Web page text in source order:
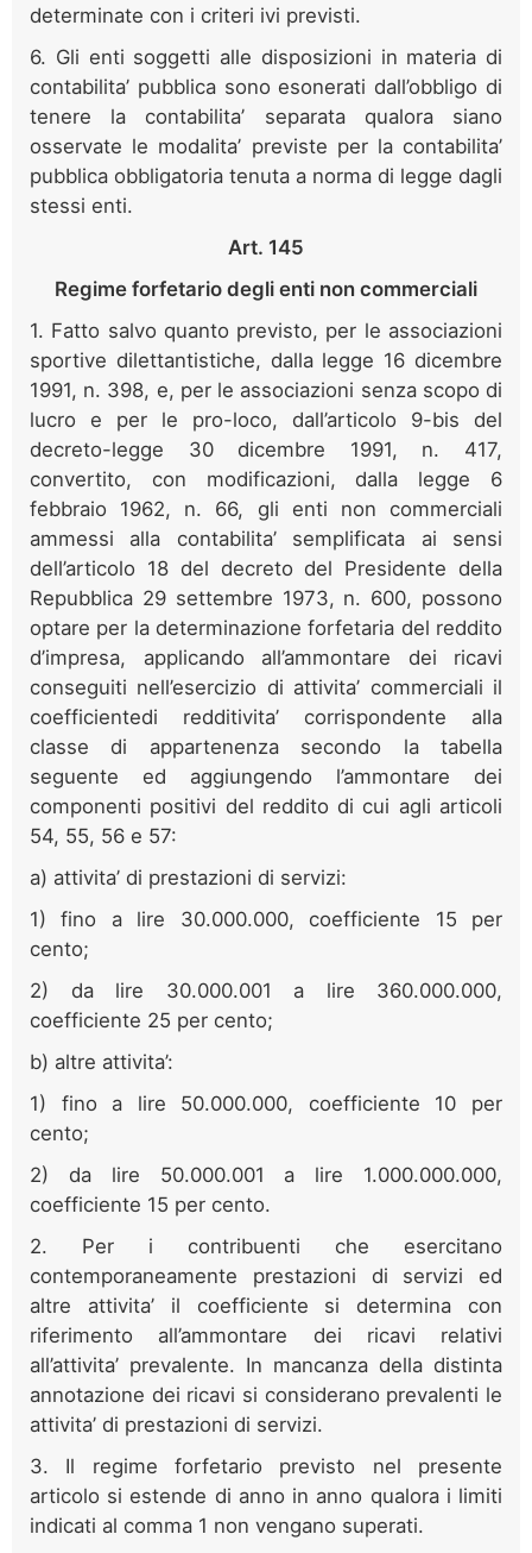
determinate con i criteri ivi previsti.
6. Gli enti soggetti alle disposizioni in materia di
contabilita’ pubblica sono esonerati dall’obbligo di
tenere la contabilita’ separata qualora siano
osservate le modalita’ previste per la contabilita’
pubblica obbligatoria tenuta a norma di legge dagli
stessi enti.
Art. 145
Regime forfetario degli enti non commerciali
1. Fatto salvo quanto previsto, per le associazioni
sportive dilettantistiche, dalla legge 16 dicembre
1991, n. 398, e, per le associazioni senza scopo di
lucro e per le pro-loco, dall’articolo 9-bis del
decreto-legge 30 dicembre 1991, n. 417,
convertito, con modificazioni, dalla legge 6
febbraio 1962, n. 66, gli enti non commerciali
ammessi alla contabilita’ semplificata ai sensi
dell’articolo 18 del decreto del Presidente della
Repubblica 29 settembre 1973, n. 600, possono
optare per la determinazione forfetaria del reddito
d’impresa, applicando all’ammontare dei ricavi
conseguiti nell’esercizio di attivita’ commerciali il
coefficientedi redditivita’ corrispondente alla
classe di appartenenza secondo la tabella
seguente ed aggiungendo l’ammontare dei
componenti positivi del reddito di cui agli articoli
54, 55, 56 e 57:
a) attivita’ di prestazioni di servizi:
1) fino a lire 30.000.000, coefficiente 15 per
cento;
2) da lire 30.000.001 a lire 360.000.000,
coefficiente 25 per cento;
b) altre attivita’:
1) fino a lire 50.000.000, coefficiente 10 per
cento;
2) da lire 50.000.001 a lire 1.000.000.000,
coefficiente 15 per cento.
2. Per i contribuenti che esercitano
contemporaneamente prestazioni di servizi ed
altre attivita’ il coefficiente si determina con
riferimento all’ammontare dei ricavi relativi
all’attivita’ prevalente. In mancanza della distinta
annotazione dei ricavi si considerano prevalenti le
attivita’ di prestazioni di servizi.
3. Il regime forfetario previsto nel presente
articolo si estende di anno in anno qualora i limiti
indicati al comma 1 non vengano superati.